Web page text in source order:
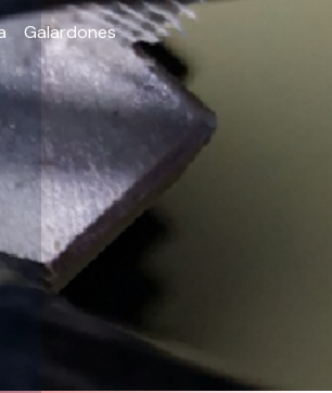
Galardones